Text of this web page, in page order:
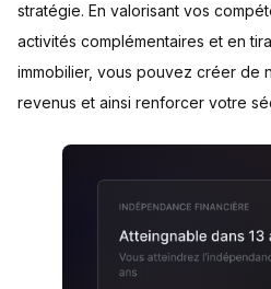
stratégie. En valorisant vos
activités complémentaires et en
immobilier, vous pouvez créer de
revenus et ainsi renforcer votre